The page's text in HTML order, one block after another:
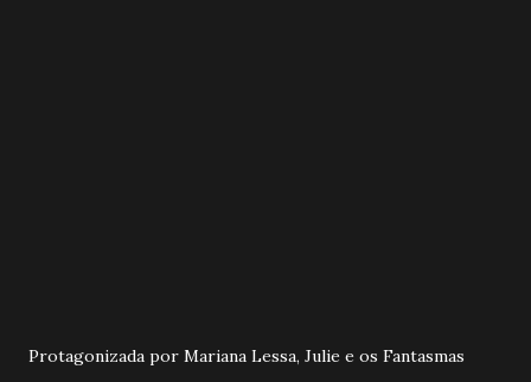
Protagonizada por Mariana Lessa, Julie e os Fantasmas